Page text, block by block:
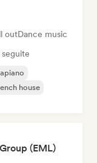
outDance music
house
(EML)